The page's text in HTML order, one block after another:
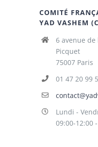
COMITÉ
YAD VASHEM
6 avenue
Picquet
75007 Paris
01 47 20 99
Lundi -
09:00-12:00